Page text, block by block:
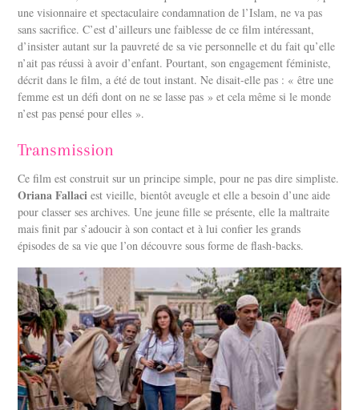
une visionnaire et spectaculaire condamnation de l’Islam, ne va pas
sans sacrifice. C’est d’ailleurs une faiblesse de ce film intéressant,
d’insister autant sur la pauvreté de sa vie personnelle et du fait qu’elle
n’ait pas réussi à avoir d’enfant. Pourtant, son engagement féministe,
décrit dans le film, a été de tout instant. Ne disait-elle pas : « être une
femme est un défi dont on ne se lasse pas » et cela même si le monde
n’est pas pensé pour elles ».
Transmission
Ce film est construit sur un principe simple, pour ne pas dire simpliste.
Oriana Fallaci est vieille, bientôt aveugle et elle a besoin d’une aide
pour classer ses archives. Une jeune fille se présente, elle la maltraite
mais finit par s’adoucir à son contact et à lui confier les grands
épisodes de sa vie que l’on découvre sous forme de flash-backs.